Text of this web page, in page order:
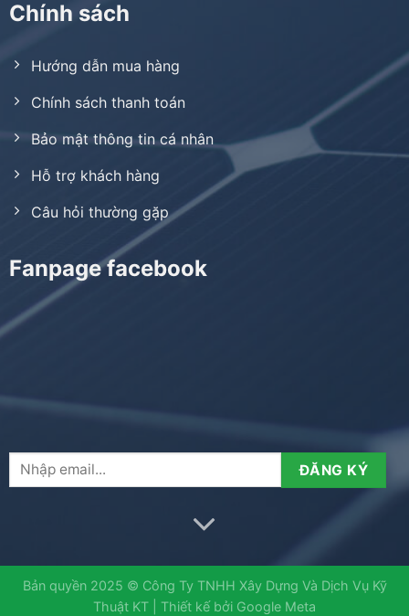
Chính sách
Hướng dẫn mua hàng
Chính sách thanh toán
Bảo mật thông tin cá nhân
Hỗ trợ khách hàng
Câu hỏi thường gặp
Fanpage facebook
Bản quyền 2025 © Công Ty TNHH Xây Dựng Và Dịch Vụ Kỹ
Thuật KT | Thiết kế bởi Google Meta